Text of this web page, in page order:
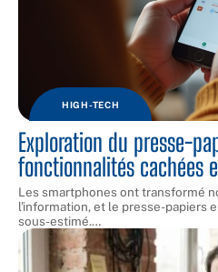
HIGH-TECH
Exploration du presse-
fonctionnalités cachées
Les smartphones ont transformé
l'information, et le presse-papiers
sous-estimé.…